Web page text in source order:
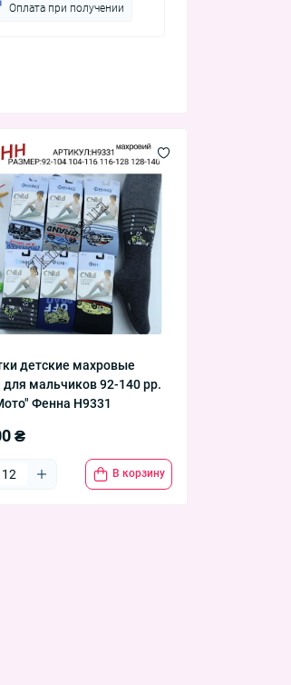
Оплата при получении
детские махровые
мальчиков 92-140 рр.
Фенна H9331
₴
В корзину
Носки мужские
кашемир +махра
Оптом 41-47р. Фенна
T-A902-3
49.50 ₴